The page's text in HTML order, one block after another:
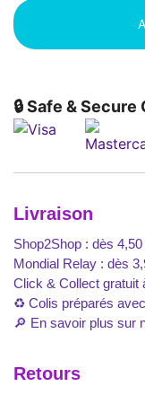
🔒 Safe &
Livraison
Shop2Shop : dès
Mondial Relay : dès
Click & Collect gratuit
♻️ Colis préparés
🔎 En savoir plus sur
Retours